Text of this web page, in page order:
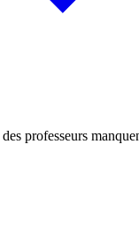
professeurs